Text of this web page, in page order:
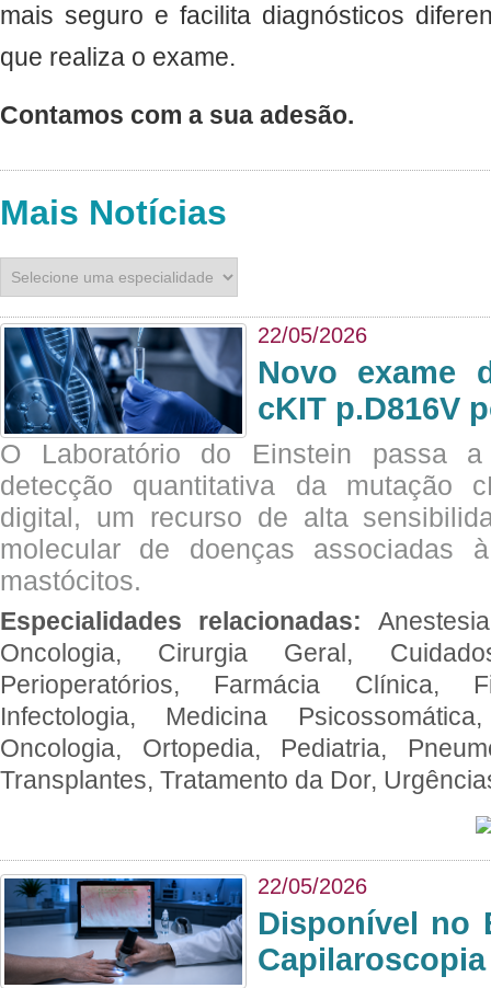
mais seguro e facilita diagnósticos
que realiza o exame.
Contamos com a sua adesão.
Mais Notícias
22/05/2026
Novo exame
cKIT p.D816V
O Laboratório do Einstein passa
detecção quantitativa da mutação
digital, um recurso de alta
molecular de doenças associadas
mastócitos.
Especialidades relacionadas:
Oncologia, Cirurgia Geral,
Perioperatórios, Farmácia Clínica,
Infectologia, Medicina
Oncologia, Ortopedia, Pediatria,
Transplantes, Tratamento da Dor,
22/05/2026
Disponível no